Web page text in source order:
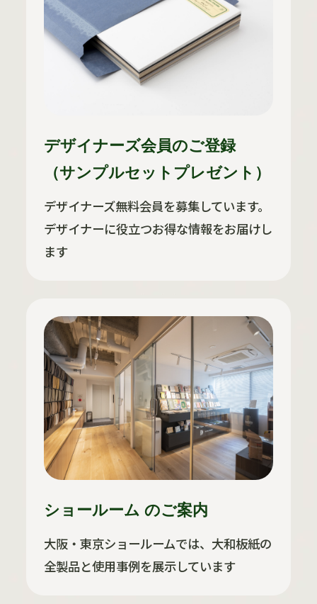
デザイナーズ会員のご登録
（サンプルセットプレゼント）
デザイナーズ無料会員を募集しています。
デザイナーに役立つお得な情報をお届けし
ます
ショールーム のご案内
大阪・東京ショールームでは、大和板紙の
全製品と使用事例を展示しています